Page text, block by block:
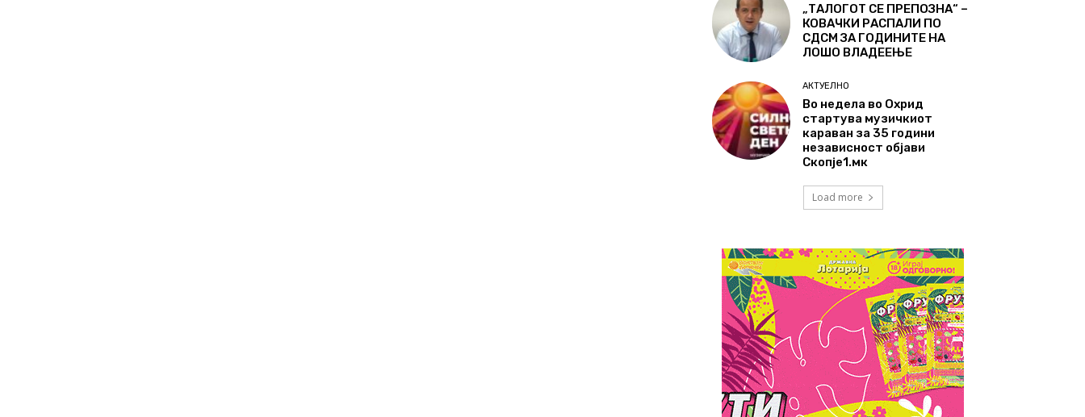
„ТАЛОГОТ СЕ ПРЕПОЗНА“ –
КОВАЧКИ РАСПАЛИ ПО
СДСМ ЗА ГОДИНИТЕ НА
ЛОШО ВЛАДЕЕЊЕ
АКТУЕЛНО
Во недела во Охрид
стартува музичкиот
караван за 35 години
независност објави
Скопје1.мк
Load more